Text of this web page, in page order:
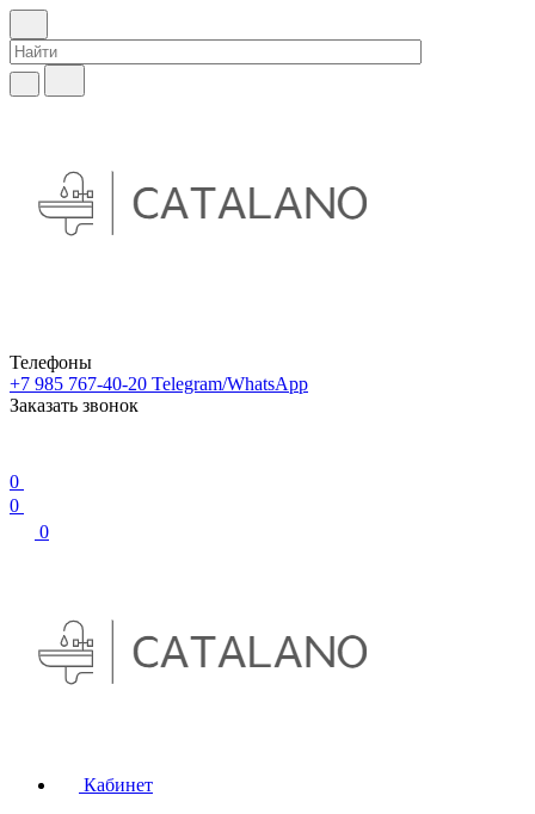
Телефоны
+7 985 767-40-20 Telegram/WhatsApp
Заказать звонок
0
0
0
Кабинет